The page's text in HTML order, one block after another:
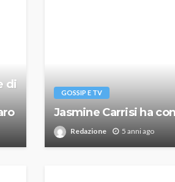
di
GOSSIP E TV
Jasmine Carrisi ha
Redazione 5 anni ago